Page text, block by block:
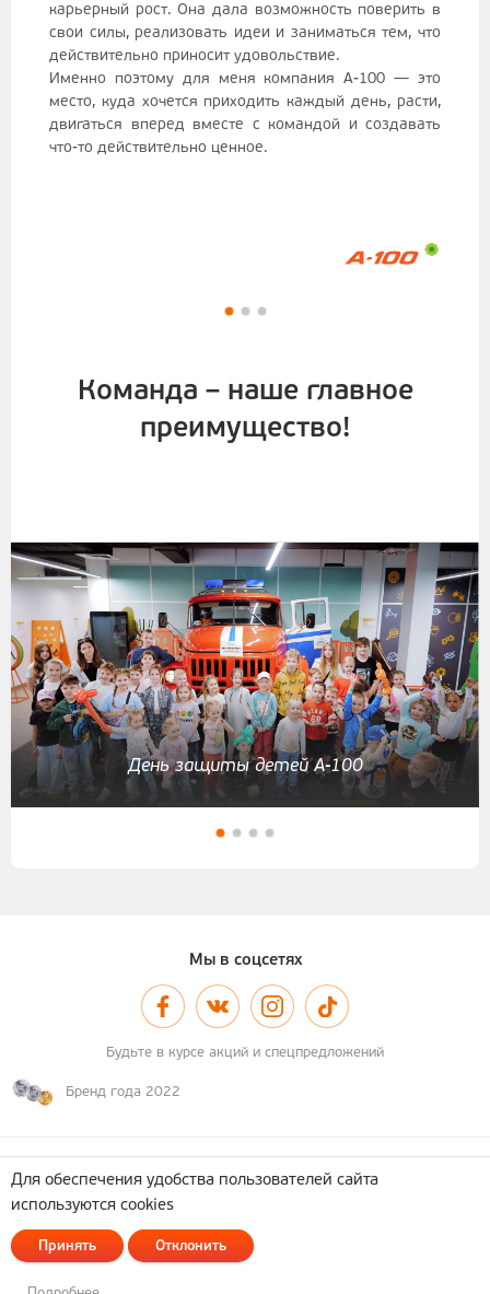
карьерный рост. Она дала возможность поверить в
свои силы, реализовать идеи и заниматься тем, что
действительно приносит удовольствие.
Именно поэтому для меня компания А-100 — это
место, куда хочется приходить каждый день, расти,
двигаться вперед вместе с командой и создавать
что-то действительно ценное.
Команда – наше главное
преимущество!
День защиты детей А-100
Для обеспечения удобства пользователей сайта
используются cookies
Принять Отклонить
Мы в соцсетях
Будьте в курсе акций и спецпредложений
Бренд года 2022
Политика обработки персональных данных
ОДО "Астотрейдинг". УНП 690362737
223053, Минский район, д. Боровая, д. 7, админ. помещения, кабинет 24
Техническая поддержка и доработка